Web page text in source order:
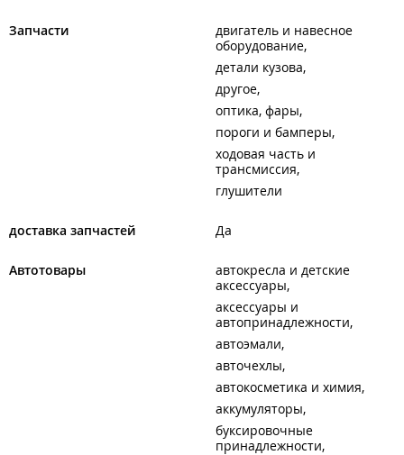
Запчасти
двигатель и навесное
оборудование
детали кузова
другое
оптика, фары
пороги и бамперы
ходовая часть и
трансмиссия
глушители
доставка запчастей Да
Автотовары
автокресла и детские
аксессуары
аксессуары и
автопринадлежности
автоэмали
авточехлы
автокосметика и химия
аккумуляторы
буксировочные
принадлежности